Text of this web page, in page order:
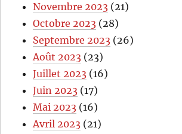
Novembre 2023 (21)
Octobre 2023 (28)
Septembre 2023 (26)
Août 2023 (23)
Juillet 2023 (16)
Juin 2023 (17)
Mai 2023 (16)
Avril 2023 (21)